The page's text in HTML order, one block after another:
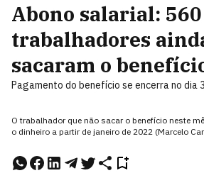
Abono salarial:
trabalhadores
sacaram o
Pagamento do benefício se encerra no dia
O trabalhador que não sacar o benefício neste
o dinheiro a partir de janeiro de 2022 (Marcelo